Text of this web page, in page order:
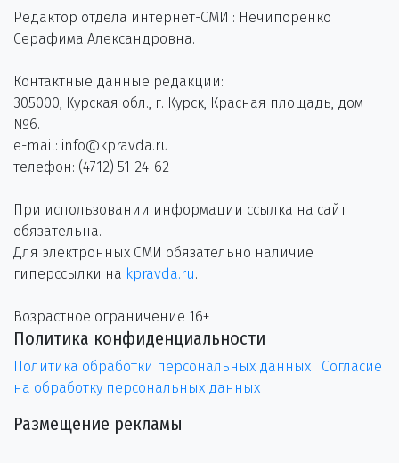
Редактор отдела интернет-СМИ : Нечипоренко
Серафима Александровна.
Контактные данные редакции:
305000, Курская обл., г. Курск, Красная площадь, дом
№6.
e-mail: info@kpravda.ru
телефон: (4712) 51-24-62
При использовании информации ссылка на сайт
обязательна.
Для электронных СМИ обязательно наличие
гиперссылки на kpravda.ru.
Возрастное ограничение 16+
Политика конфиденциальности
Политика обработки персональных данных
Согласие
на обработку персональных данных
Размещение рекламы